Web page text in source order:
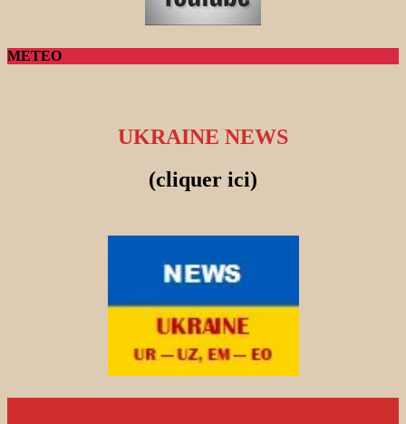
METEO
UKRAINE NEWS
(cliquer ici)